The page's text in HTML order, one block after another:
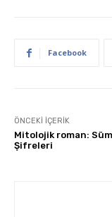
Facebook
ÖNCEKI İÇERIK
Mitolojik roman:
Şifreleri